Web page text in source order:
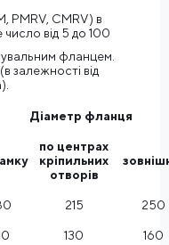
PMRV, CMRV) в
від 5 до 100
фланцем.
залежності від
Діаметр фланця
по центрах
кріпильних
отворів
215 250
130 160